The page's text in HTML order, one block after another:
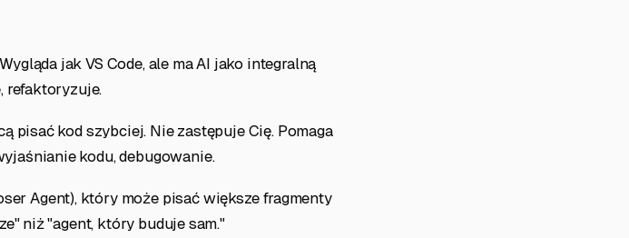
jak VS Code, ale ma AI jako integralną
refaktoryzuje.
pisać kod szybciej. Nie zastępuje Cię. Pomaga
kodu, debugowanie.
Agent), który może pisać większe fragmenty
niż "agent, który buduje sam."